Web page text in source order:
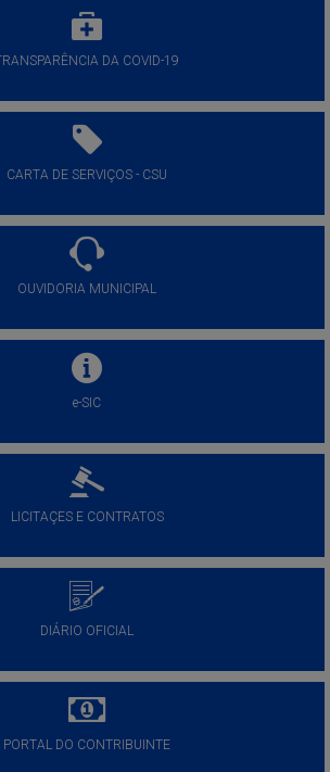
DA COVID-19
CARTA DE SERVIÇOS - CSU
OUVIDORIA MUNICIPAL
e-SIC
LICITAÇES E CONTRATOS
DIÁRIO OFICIAL
PORTAL DO CONTRIBUINTE